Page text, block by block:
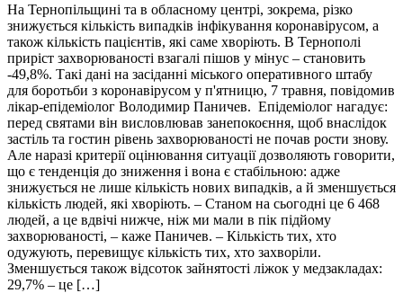
На Тернопільщині та в обласному центрі, зокрема, різко
знижується кількість випадків інфікування коронавірусом, а
також кількість пацієнтів, які саме хворіють. В Тернополі
приріст захворюваності взагалі пішов у мінус – становить
-49,8%. Такі дані на засіданні міського оперативного штабу
для боротьби з коронавірусом у п'ятницю, 7 травня, повідомив
лікар-епідеміолог Володимир Паничев. Епідеміолог нагадує:
перед святами він висловлював занепокоєння, щоб внаслідок
застіль та гостин рівень захворюваності не почав рости знову.
Але наразі критерії оцінювання ситуації дозволяють говорити,
що є тенденція до зниження і вона є стабільною: адже
знижується не лише кількість нових випадків, а й зменшується
кількість людей, які хворіють. – Станом на сьогодні це 6 468
людей, а це вдвічі нижче, ніж ми мали в пік підйому
захворюваності, – каже Паничев. – Кількість тих, хто
одужують, перевищує кількість тих, хто захворіли.
Зменшується також відсоток зайнятості ліжок у медзакладах:
29,7% – це […]